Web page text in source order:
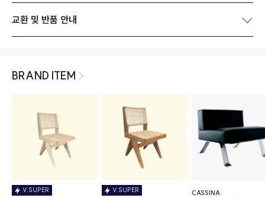
교환 및 반품 안내
BRAND ITEM
V.SUPER
V.SUPER
CASSINA